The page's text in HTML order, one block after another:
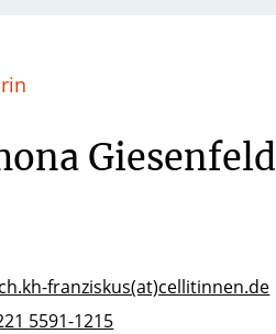
Giesenfeld
franziskus(at)cellitinnen.de
5591-1215